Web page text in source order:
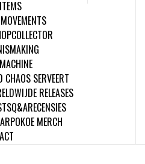
ITEMS
CHAOS SERVEERT
RELEASES
Q&ARECENSIES
POKOE MERCH